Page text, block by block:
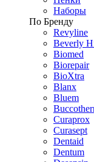
Наборы
По Бренду
Revyline
Beverly
Biomed
Biorepair
BioXtra
Blanx
Bluem
Curaprox
Curasept
Dentaid
Dentum